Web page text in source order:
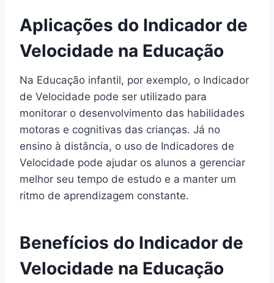
Aplicações do Indicador de
Velocidade na Educação
Na Educação infantil, por exemplo, o Indicador
de Velocidade pode ser utilizado para
monitorar o desenvolvimento das habilidades
motoras e cognitivas das crianças. Já no
ensino à distância, o uso de Indicadores de
Velocidade pode ajudar os alunos a gerenciar
melhor seu tempo de estudo e a manter um
ritmo de aprendizagem constante.
Benefícios do Indicador de
Velocidade na Educação